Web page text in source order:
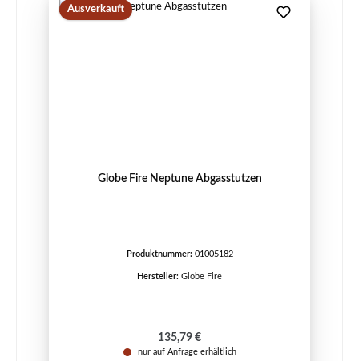
Ausverkauft
Globe Fire Neptune Abgasstutzen
Produktnummer: 01005182
Hersteller: Globe Fire
Regulärer Preis:
135,79 €
nur auf Anfrage erhältlich